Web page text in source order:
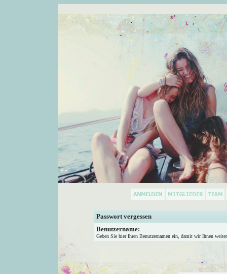
Passwort vergessen
Benutzername:
Geben Sie hier Ihren Benutzernamen ein, damit wir Ihnen